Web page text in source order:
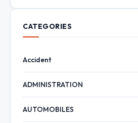
CATEGORIES
Accident
ADMINISTRATION
AUTOMOBILES